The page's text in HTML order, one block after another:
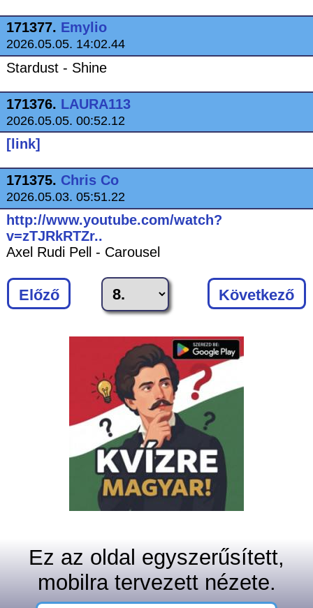
171377. Emylio
2026.05.05. 14:02.44
Stardust - Shine
171376. LAURA113
2026.05.05. 00:52.12
[link]
171375. Chris Co
2026.05.03. 05:51.22
http://www.youtube.com/watch?
v=zTJRkRTZr..
Axel Rudi Pell - Carousel
Előző Következő
Ez az oldal egyszerűsített,
mobilra tervezett nézete.